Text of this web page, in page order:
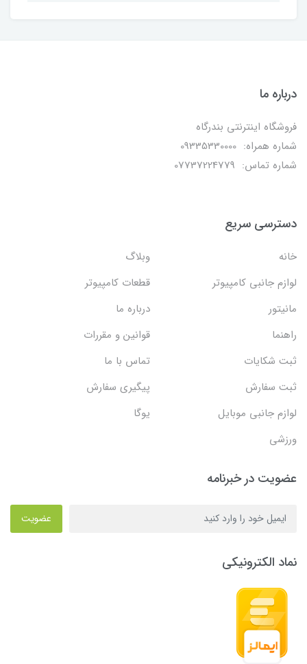
درباره ما
فروشگاه اینترنتی بندرگاه
شماره همراه: 09335330000
شماره تماس: 07737224779
دسترسی سریع
خانه
وبلاگ
لوازم جانبی کامپیوتر
قطعات کامپیوتر
مانیتور
درباره ما
راهنما
قوانین و مقررات
ثبت شکایات
تماس با ما
ثبت سفارش
پیگیری سفارش
لوازم جانبی موبایل
یوگا
ورزشی
عضویت در خبرنامه
عضویت
نماد الکترونیکی